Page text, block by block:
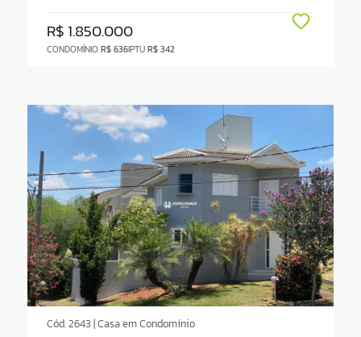
R$ 1.850.000
CONDOMÍNIOR$ 636IPTUR$ 342
Cód. 2643 | Casa em Condomínio